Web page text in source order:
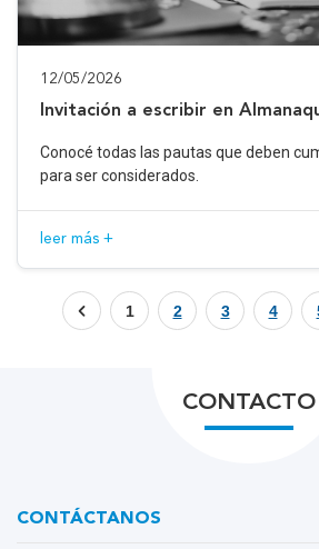
12/05/2026
Invitación a escribir en
Conocé todas las pautas que deben
para ser considerados.
leer más +
1 2 3 4
CONTACTO
CONTÁCTANOS